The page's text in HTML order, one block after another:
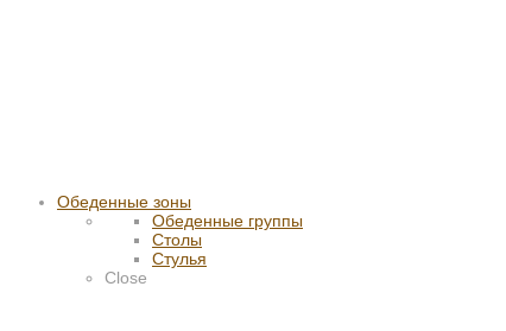
Обеденные зоны
Обеденные группы
Столы
Стулья
Close